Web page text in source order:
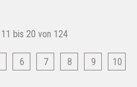
bis 20 von 124
6 7 8 9 10